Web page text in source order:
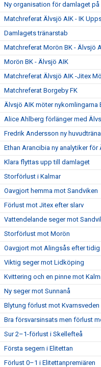
Ny organisation för damlaget på
Matchreferat Älvsjö AIK - IK
Damlagets tränarstab
Matchreferat Morön BK - Älvsjö
Morön BK - Älvsjö AIK
Matchreferat Älvsjö AIK -Jitex
Matchreferat Borgeby FK
Älvsjö AIK möter nykomlingarna
Alice Ahlberg förlänger med
Fredrik Andersson ny
Ethan Arancibia ny analytiker för
Klara flyttas upp till damlaget
Storförlust i Kalmar
Oavgjort hemma mot Sandviken
Förlust mot Jitex efter slarv
Vattendelande seger mot
Storförlust mot Morön
Oavgjort mot Alingsås efter tidig
Viktig seger mot Lidköping
Kvittering och en pinne mot
Ny seger mot Sunnanå
Blytung förlust mot Kvarnsveden
Bra försvarsinsats men förlust
Sur 2–1-förlust i Skellefteå
Första segern i Elitettan
Förlust 0–1 i Elitettanpremiären